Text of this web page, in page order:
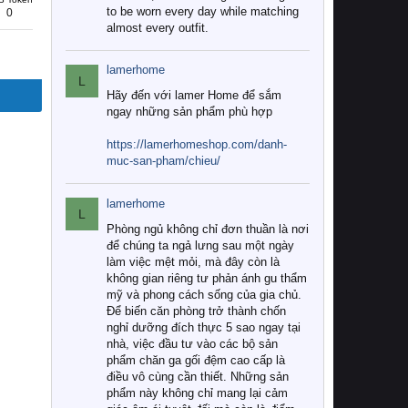
0
to be worn every day while matching
almost every outfit.
L
lamerhome
Hãy đến với lamer Home để sắm
ngay những sản phẩm phù hợp
https://lamerhomeshop.com/danh-
muc-san-pham/chieu/
L
lamerhome
Phòng ngủ không chỉ đơn thuần là nơi
để chúng ta ngả lưng sau một ngày
làm việc mệt mỏi, mà đây còn là
không gian riêng tư phản ánh gu thẩm
mỹ và phong cách sống của gia chủ.
Để biến căn phòng trở thành chốn
nghỉ dưỡng đích thực 5 sao ngay tại
nhà, việc đầu tư vào các bộ sản
phẩm chăn ga gối đệm cao cấp là
điều vô cùng cần thiết. Những sản
phẩm này không chỉ mang lại cảm